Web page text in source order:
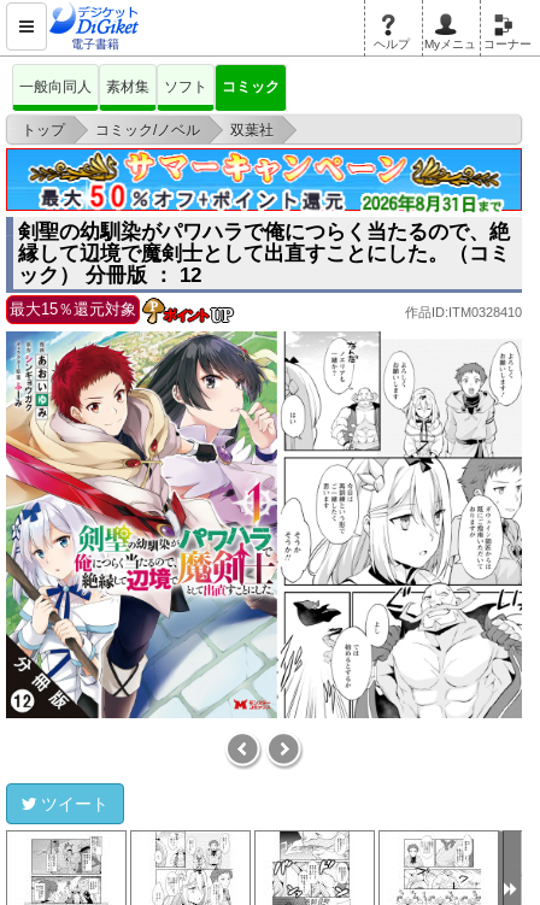
電子書籍 ヘルプ Myメニュ コーナー
一般向同人 素材集 ソフト コミック
トップ > コミック/ノベル > 双葉社
>
剣聖の幼馴染がパワハラで俺につらく当たるので、絶縁して辺境で魔剣士と
して出直すこ
剣聖の幼馴染がパワハラで俺につらく当たるので、絶
縁して辺境で魔剣士として出直すことにした。（コミ
ック） 分冊版 ： 12
最大15％還元対象 作品ID:ITM0328410
ツイート